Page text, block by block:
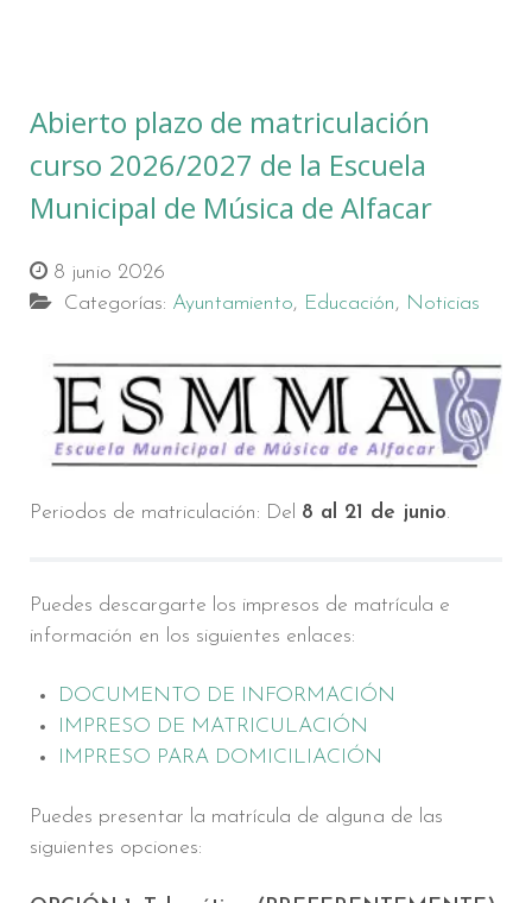
Abierto plazo de matriculación
curso 2026/2027 de la Escuela
Municipal de Música de Alfacar
8 junio 2026
Categorías: Ayuntamiento, Educación, Noticias
Periodos de matriculación: Del 8 al 21 de junio.
Puedes descargarte los impresos de matrícula e
información en los siguientes enlaces:
DOCUMENTO DE INFORMACIÓN
IMPRESO DE MATRICULACIÓN
IMPRESO PARA DOMICILIACIÓN
Puedes presentar la matrícula de alguna de las
siguientes opciones: